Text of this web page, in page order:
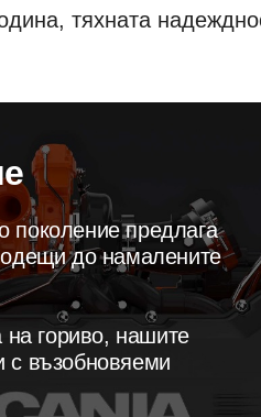
тяхната
поколение предлага
до намалените
на гориво, нашите
с възобновяеми